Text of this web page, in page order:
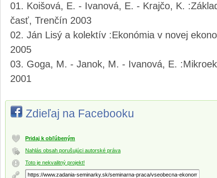
Koišová, E. - Ivanová, E. - Krajčo, K.
časť, Trenčín 2003
Ján Lisý a kolektív :Ekonómia v novej
2005
Goga, M. - Janok, M. - Ivanová, E.
2001
Zdieľaj na Facebooku
Pridaj k obľúbeným
Nahlás obsah porušujúci autorské práva
Toto je nekvalitný projekt!